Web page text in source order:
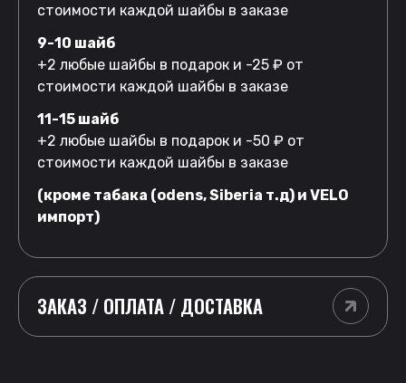
стоимости каждой шайбы в заказе
9-10 шайб
+2 любые шайбы в подарок и -25 ₽ от
стоимости каждой шайбы в заказе
11-15 шайб
+2 любые шайбы в подарок и -50 ₽ от
стоимости каждой шайбы в заказе
(кроме табака (odens, Siberia т.д) и VELO
импорт)
ЗАКАЗ / ОПЛАТА / ДОСТАВКА